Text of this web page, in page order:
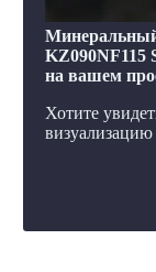
KZ090NF115
на вашем
Хотите
визуализацию